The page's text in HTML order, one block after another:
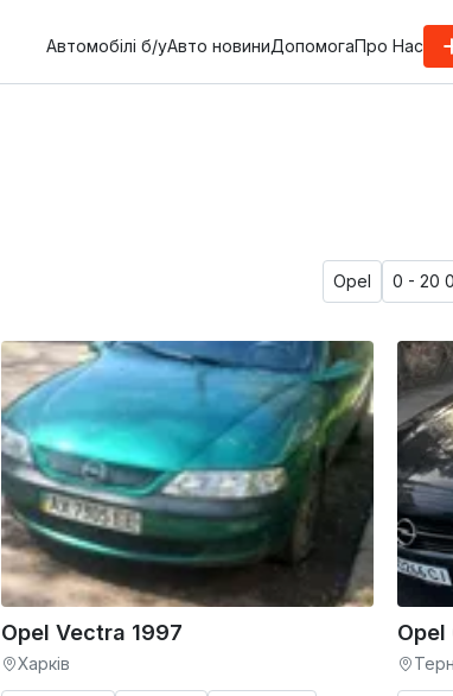
Автомобілі б/уАвто новиниДопомогаПро Нас
Opel 0 - 20
Opel Vectra 1997
Харків
Opel